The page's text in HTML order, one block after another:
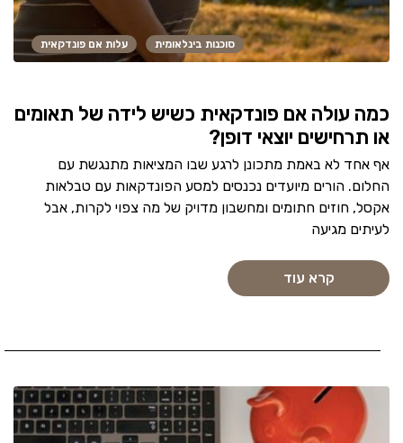
סוכנות בינלאומית עלות אם פונדקאית
כמה עולה אם פונדקאית כשיש לידה של תאומים
או תרחישים יוצאי דופן?
אף אחד לא באמת מתכונן לרגע שבו המציאות מתנגשת עם
החלום. הורים מיועדים נכנסים למסע הפונדקאות עם טבלאות
אקסל, חוזים חתומים ומחשבון מדויק של מה צפוי לקרות, אבל
לעיתים מגיעה
קרא עוד